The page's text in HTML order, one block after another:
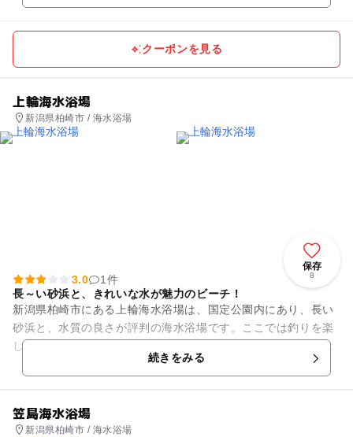
クーポンを見る
上輪海水浴場
新潟県柏崎市 / 海水浴場
保存
8
3.0
1件
長～い砂浜と、きれいな水が魅力のビーチ！
新潟県柏崎市にある上輪海水浴場は、国定公園内にあり、長い
砂浜と、水質の良さが評判の海水浴場です。ここでは釣りを楽
しむ人も多くいます。広い駐車場がすぐ近くに整備されている
続きをみる
笠島海水浴場
新潟県柏崎市 / 海水浴場